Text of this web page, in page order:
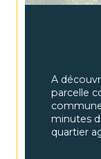
A
parcelle
minutes
quartier